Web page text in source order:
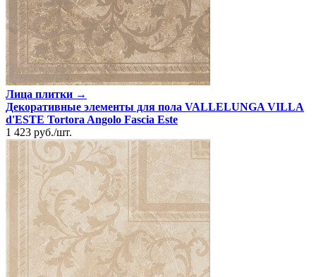
Лица плитки →
Декоративные элементы для пола VALLELUNGA VILLA
d'ESTE Tortora Angolo Fascia Este
1 423 руб./шт.